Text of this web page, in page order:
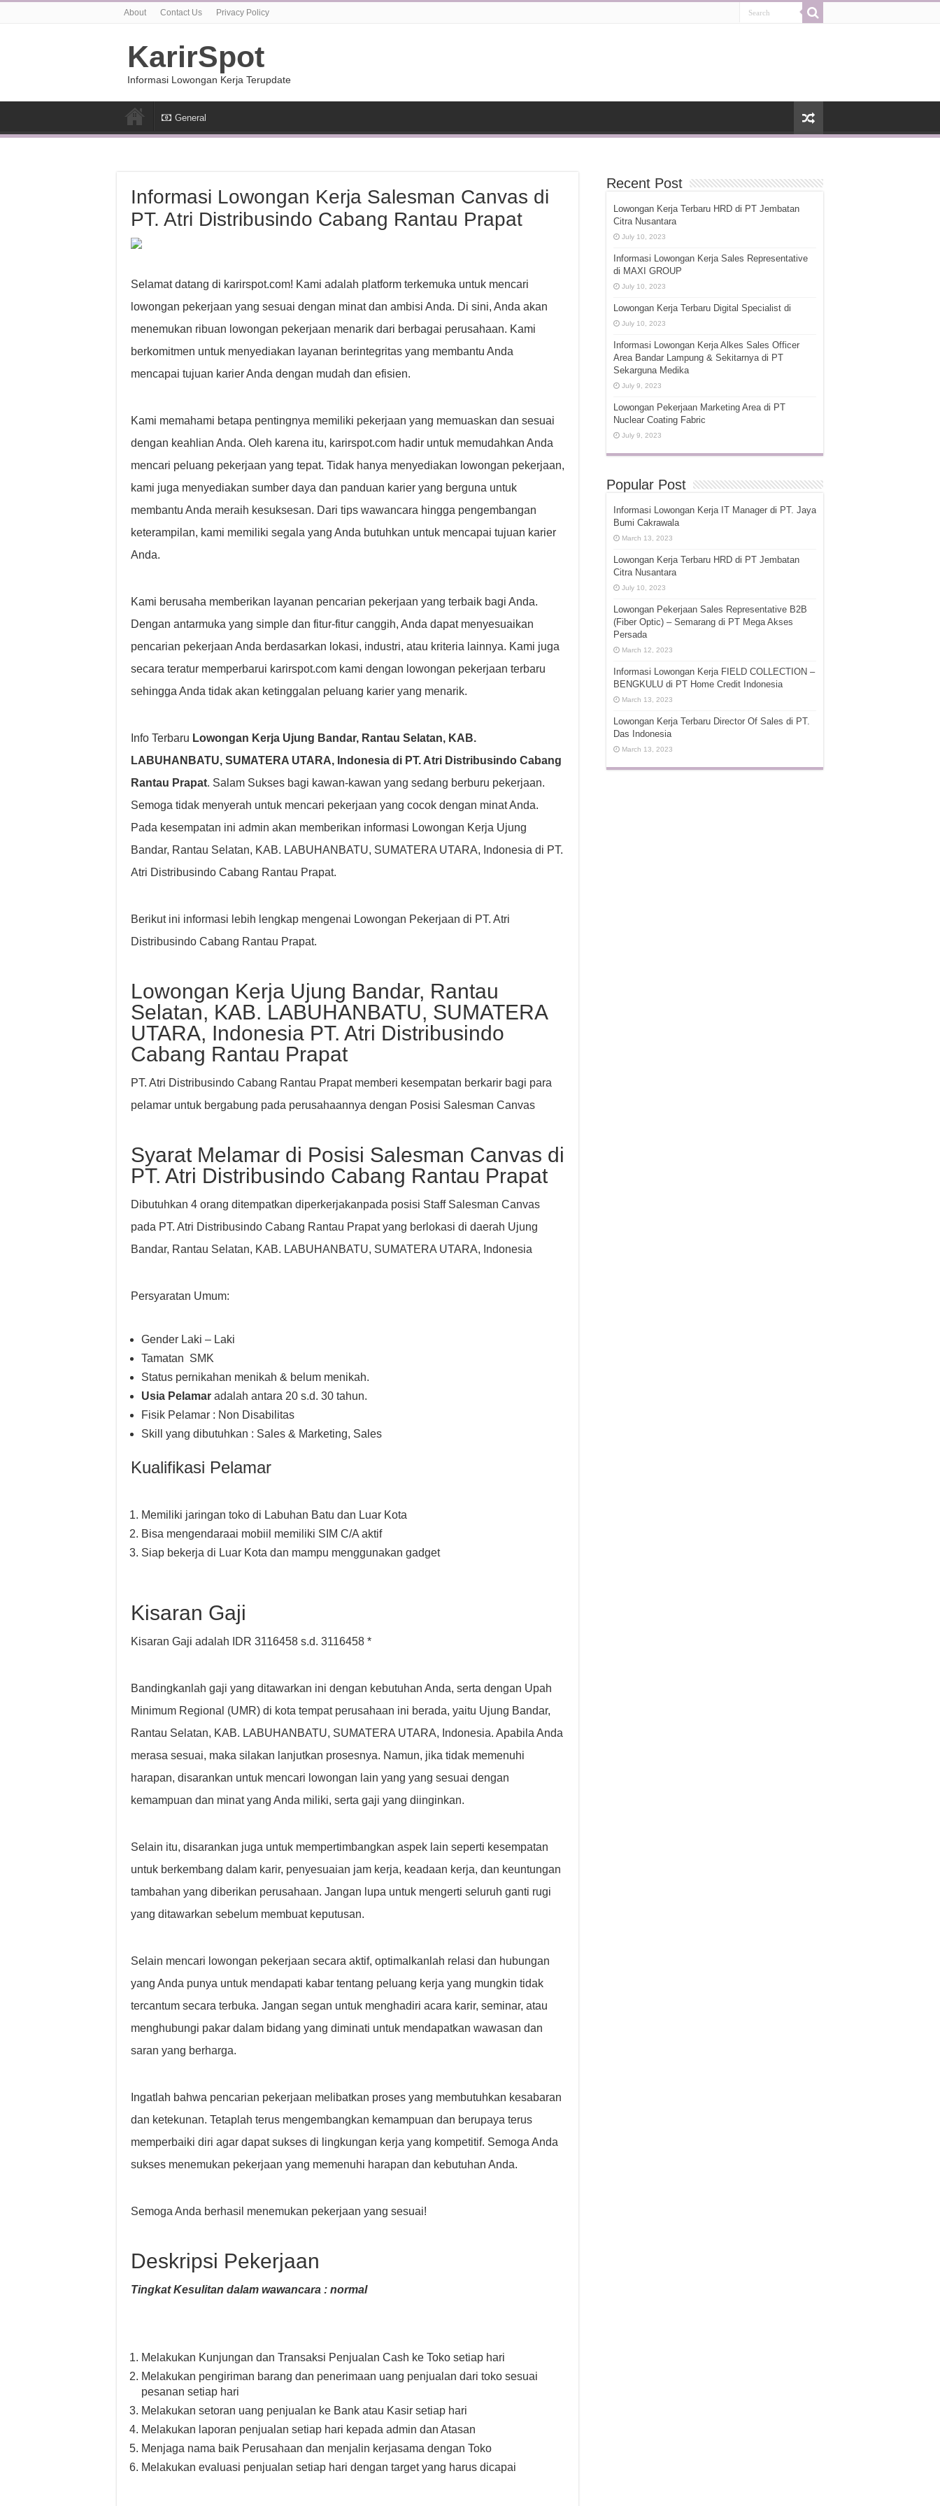
About Contact Us Privacy Policy
KarirSpot
Informasi Lowongan Kerja Terupdate
General
Informasi Lowongan Kerja Salesman Canvas di
PT. Atri Distribusindo Cabang Rantau Prapat
Selamat datang di karirspot.com! Kami adalah platform terkemuka untuk mencari
lowongan pekerjaan yang sesuai dengan minat dan ambisi Anda. Di sini, Anda akan
menemukan ribuan lowongan pekerjaan menarik dari berbagai perusahaan. Kami
berkomitmen untuk menyediakan layanan berintegritas yang membantu Anda
mencapai tujuan karier Anda dengan mudah dan efisien.
Kami memahami betapa pentingnya memiliki pekerjaan yang memuaskan dan sesuai
dengan keahlian Anda. Oleh karena itu, karirspot.com hadir untuk memudahkan Anda
mencari peluang pekerjaan yang tepat. Tidak hanya menyediakan lowongan pekerjaan,
kami juga menyediakan sumber daya dan panduan karier yang berguna untuk
membantu Anda meraih kesuksesan. Dari tips wawancara hingga pengembangan
keterampilan, kami memiliki segala yang Anda butuhkan untuk mencapai tujuan karier
Anda.
Kami berusaha memberikan layanan pencarian pekerjaan yang terbaik bagi Anda.
Dengan antarmuka yang simple dan fitur-fitur canggih, Anda dapat menyesuaikan
pencarian pekerjaan Anda berdasarkan lokasi, industri, atau kriteria lainnya. Kami juga
secara teratur memperbarui karirspot.com kami dengan lowongan pekerjaan terbaru
sehingga Anda tidak akan ketinggalan peluang karier yang menarik.
Info Terbaru Lowongan Kerja Ujung Bandar, Rantau Selatan, KAB.
LABUHANBATU, SUMATERA UTARA, Indonesia di PT. Atri Distribusindo Cabang
Rantau Prapat. Salam Sukses bagi kawan-kawan yang sedang berburu pekerjaan.
Semoga tidak menyerah untuk mencari pekerjaan yang cocok dengan minat Anda.
Pada kesempatan ini admin akan memberikan informasi Lowongan Kerja Ujung
Bandar, Rantau Selatan, KAB. LABUHANBATU, SUMATERA UTARA, Indonesia di PT.
Atri Distribusindo Cabang Rantau Prapat.
Berikut ini informasi lebih lengkap mengenai Lowongan Pekerjaan di PT. Atri
Distribusindo Cabang Rantau Prapat.
Lowongan Kerja Ujung Bandar, Rantau
Selatan, KAB. LABUHANBATU, SUMATERA
UTARA, Indonesia PT. Atri Distribusindo
Cabang Rantau Prapat
PT. Atri Distribusindo Cabang Rantau Prapat memberi kesempatan berkarir bagi para
pelamar untuk bergabung pada perusahaannya dengan Posisi Salesman Canvas
Syarat Melamar di Posisi Salesman Canvas di
PT. Atri Distribusindo Cabang Rantau Prapat
Dibutuhkan 4 orang ditempatkan diperkerjakanpada posisi Staff Salesman Canvas
pada PT. Atri Distribusindo Cabang Rantau Prapat yang berlokasi di daerah Ujung
Bandar, Rantau Selatan, KAB. LABUHANBATU, SUMATERA UTARA, Indonesia
Persyaratan Umum:
Gender Laki – Laki
Tamatan SMK
Status pernikahan menikah & belum menikah.
Usia Pelamar adalah antara 20 s.d. 30 tahun.
Fisik Pelamar : Non Disabilitas
Skill yang dibutuhkan : Sales & Marketing, Sales
Kualifikasi Pelamar
Memiliki jaringan toko di Labuhan Batu dan Luar Kota
Bisa mengendaraai mobiil memiliki SIM C/A aktif
Siap bekerja di Luar Kota dan mampu menggunakan gadget
Kisaran Gaji
Kisaran Gaji adalah IDR 3116458 s.d. 3116458 *
Bandingkanlah gaji yang ditawarkan ini dengan kebutuhan Anda, serta dengan Upah
Minimum Regional (UMR) di kota tempat perusahaan ini berada, yaitu Ujung Bandar,
Rantau Selatan, KAB. LABUHANBATU, SUMATERA UTARA, Indonesia. Apabila Anda
merasa sesuai, maka silakan lanjutkan prosesnya. Namun, jika tidak memenuhi
harapan, disarankan untuk mencari lowongan lain yang yang sesuai dengan
kemampuan dan minat yang Anda miliki, serta gaji yang diinginkan.
Selain itu, disarankan juga untuk mempertimbangkan aspek lain seperti kesempatan
untuk berkembang dalam karir, penyesuaian jam kerja, keadaan kerja, dan keuntungan
tambahan yang diberikan perusahaan. Jangan lupa untuk mengerti seluruh ganti rugi
yang ditawarkan sebelum membuat keputusan.
Selain mencari lowongan pekerjaan secara aktif, optimalkanlah relasi dan hubungan
yang Anda punya untuk mendapati kabar tentang peluang kerja yang mungkin tidak
tercantum secara terbuka. Jangan segan untuk menghadiri acara karir, seminar, atau
menghubungi pakar dalam bidang yang diminati untuk mendapatkan wawasan dan
saran yang berharga.
Ingatlah bahwa pencarian pekerjaan melibatkan proses yang membutuhkan kesabaran
dan ketekunan. Tetaplah terus mengembangkan kemampuan dan berupaya terus
memperbaiki diri agar dapat sukses di lingkungan kerja yang kompetitif. Semoga Anda
sukses menemukan pekerjaan yang memenuhi harapan dan kebutuhan Anda.
Semoga Anda berhasil menemukan pekerjaan yang sesuai!
Deskripsi Pekerjaan
Tingkat Kesulitan dalam wawancara : normal
Melakukan Kunjungan dan Transaksi Penjualan Cash ke Toko setiap hari
Melakukan pengiriman barang dan penerimaan uang penjualan dari toko sesuai
pesanan setiap hari
Melakukan setoran uang penjualan ke Bank atau Kasir setiap hari
Melakukan laporan penjualan setiap hari kepada admin dan Atasan
Menjaga nama baik Perusahaan dan menjalin kerjasama dengan Toko
Melakukan evaluasi penjualan setiap hari dengan target yang harus dicapai
Recent Post
Lowongan Kerja Terbaru HRD di PT Jembatan
Citra Nusantara
July 10, 2023
Informasi Lowongan Kerja Sales Representative
di MAXI GROUP
July 10, 2023
Lowongan Kerja Terbaru Digital Specialist di
July 10, 2023
Informasi Lowongan Kerja Alkes Sales Officer
Area Bandar Lampung & Sekitarnya di PT
Sekarguna Medika
July 9, 2023
Lowongan Pekerjaan Marketing Area di PT
Nuclear Coating Fabric
July 9, 2023
Popular Post
Informasi Lowongan Kerja IT Manager di PT. Jaya
Bumi Cakrawala
March 13, 2023
Lowongan Kerja Terbaru HRD di PT Jembatan
Citra Nusantara
July 10, 2023
Lowongan Pekerjaan Sales Representative B2B
(Fiber Optic) – Semarang di PT Mega Akses
Persada
March 12, 2023
Informasi Lowongan Kerja FIELD COLLECTION –
BENGKULU di PT Home Credit Indonesia
March 13, 2023
Lowongan Kerja Terbaru Director Of Sales di PT.
Das Indonesia
March 13, 2023